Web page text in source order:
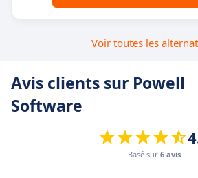
Voir toutes les
Avis clients sur Powell
Software
Basé sur 6 avis